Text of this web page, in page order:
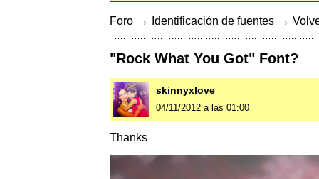
Foro → Identificación de fuentes →
"Rock What You Got" Font?
skinnyxlove
04/11/2012 a las 01:00
Thanks